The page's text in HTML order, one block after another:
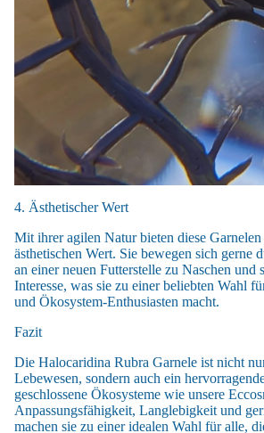
4. Ästhetischer Wert
Mit ihrer agilen Natur bieten diese Garnelen
ästhetischen Wert. Sie bewegen sich gerne
an einer neuen Futterstelle zu Naschen und
Interesse, was sie zu einer beliebten Wahl
und Ökosystem-Enthusiasten macht.
Fazit
Die Halocaridina Rubra Garnele ist nicht
Lebewesen, sondern auch ein
geschlossene Ökosysteme wie unsere
Anpassungsfähigkeit, Langlebigkeit und
machen sie zu einer idealen Wahl für alle,